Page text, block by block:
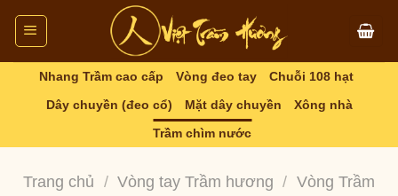
Skip
content
Nhang Trầm cao cấp Vòng đeo tay
Chuỗi 108 hạt
Dây chuyền (đeo cổ)
Mặt dây chuyền
Xông nhà
Trầm chìm nước
Trang chủ / Vòng tay Trầm hương / Vòng Trầm